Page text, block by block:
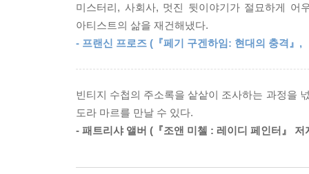
내가 행한 조사, 내가 던진 질문들과 나의 고집에
수첩의 주인을 확인하기 위한 나의 초현실주의적
상이 되고 싶어했다. 시간이 가면 사람들이 자기
--- p.337
찍었다. 이후 초현실주의 예술의 한가운데에서
도라 마르는 1935년 카페 되 마고에서 피카소를
'공식적인 연인'이 된다. 무엇보다도 그녀를 모
알려지게 된다.
도라는 사부아가 아파트의 거실에서 그림을 그
그녀는 한 친구에게 말한다. “그림을 그리는 동
미스터리, 사회사, 멋진 뒷이야기가 절묘하게
아티스트의 삶을 재건해냈다.
- 프랜신 프로즈 (『페기 구겐하임: 현대의 충격』,
빈티지 수첩의 주소록을 샅샅이 조사하는 과정을
도라 마르를 만날 수 있다.
- 패트리샤 앨버 (『조앤 미첼 : 레이디 페인터』 저